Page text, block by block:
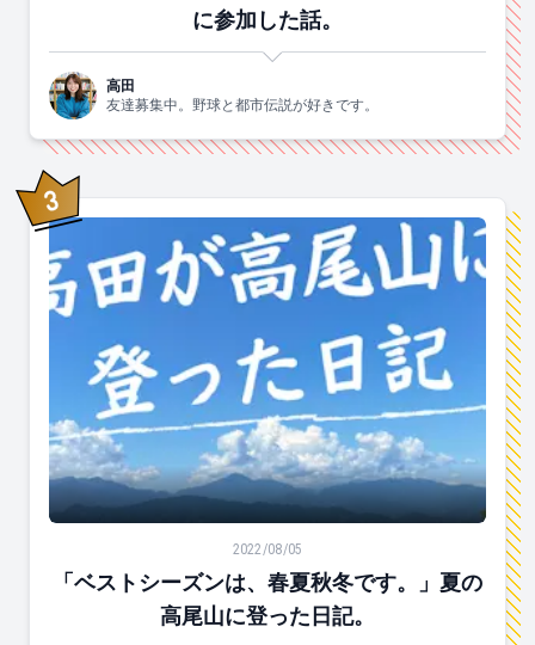
に参加した話。
高田
友達募集中。野球と都市伝説が好きです。
3位
「ベストシーズンは、春夏秋冬です。」夏の高尾山に登
2022/08/05
「ベストシーズンは、春夏秋冬です。」夏の
高尾山に登った日記。